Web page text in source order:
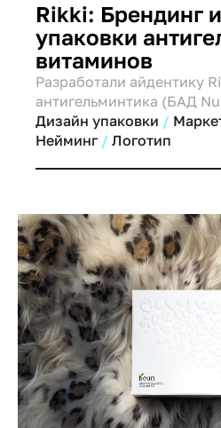
Rikki: Брендинг
упаковки
витаминов
Разработали айдентику
антигельминтика (БАД
отсылающий к мангусту
символизирует защиту от
Дизайн упаковки
Нейминг
Логотип